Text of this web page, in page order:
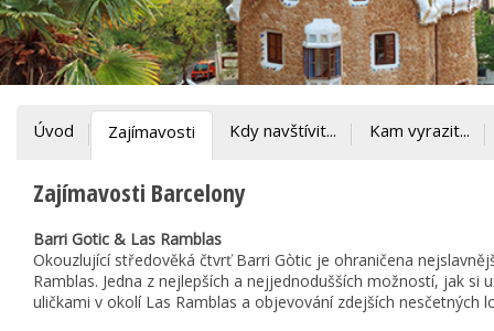
Úvod Zajímavosti Kdy navštívit... Kam vyrazit...
Zajímavosti Barcelony
Barri Gotic & Las Ramblas
Okouzlující středověká čtvrť Barri Gòtic je ohraničena
Ramblas. Jedna z nejlepších a nejjednodušších možností, jak si
uličkami v okolí Las Ramblas a objevování zdejších nesčetných